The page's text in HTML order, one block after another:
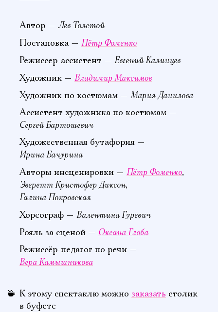
Автор — Лев Толстой
Постановка — Пётр Фоменко
Режиссер-ассистент — Евгений Калинцев
Художник — Владимир Максимов
Художник по костюмам — Мария Данилова
Ассистент художника по костюмам —
Сергей Бартошевич
Художественная бутафория —
Ирина Бачурина
Авторы инсценировки — Пётр Фоменко,
Эверетт Кристофер Диксон,
Галина Покровская
Хореограф — Валентина Гуревич
Рояль за сценой — Оксана Глоба
Режиссёр-педагог по речи —
Вера Камышникова
К этому спектаклю можно заказать столик
в буфете